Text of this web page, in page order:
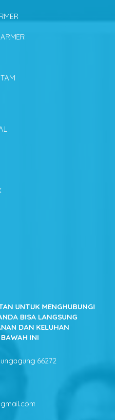
UNTUK MENGHUBUNGI
BISA LANGSUNG
DAN KELUHAN
INI
66272